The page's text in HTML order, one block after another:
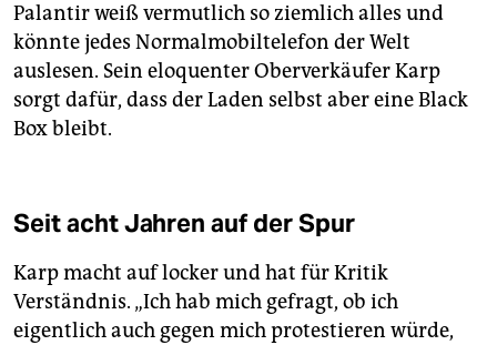
Palantir weiß vermutlich so ziemlich alles und
könnte jedes Normalmobiltelefon der Welt
auslesen. Sein eloquenter Oberverkäufer Karp
sorgt dafür, dass der Laden selbst aber eine Black
Box bleibt.
Seit acht Jahren auf der Spur
Karp macht auf locker und hat für Kritik
Verständnis. „Ich hab mich gefragt, ob ich
eigentlich auch gegen mich protestieren würde,